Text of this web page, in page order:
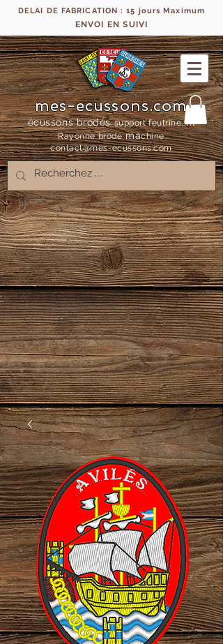
DELAI DE FABRICATION : 15 jours Maximum
ENVOI EN SUIVI
mes-ecussons.com
écussons brodés support feutrine, fil
Rayonne brodémachine
contact@mes-ecussons.com